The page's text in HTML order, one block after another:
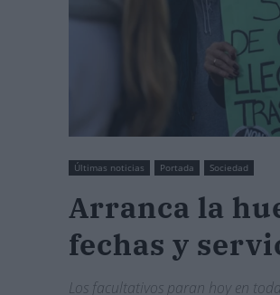
Últimas noticias Portada Sociedad
Arranca la
fechas y
Los facultativos paran hoy en